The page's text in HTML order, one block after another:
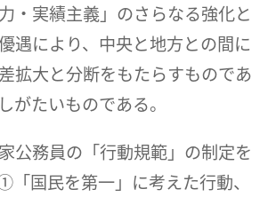
・実績主義」のさらなる強化と
遇により、中央と地方との間に
拡大と分断をもたらすものであ
がたいものである。
公務員の「行動規範」の制定を
国民を第一」に考えた行動、